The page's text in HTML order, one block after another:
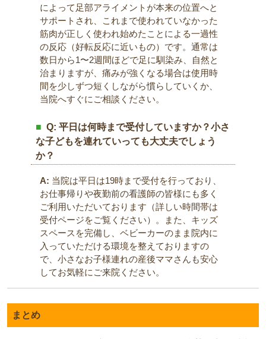
によって足部アライメントが本来の位置へと
サポートされ、これまで使われていなかった
筋肉が正しく使われ始めたことによる一過性
の反応（好転反応に近いもの）です。通常は
数日から1〜2週間ほどで足に馴染み、自然と
治まりますが、痛みが強くなる場合は使用時
間を少しずつ短くしながら慣らしていくか、
当院へすぐにご相談ください。
Q: 平日は何時まで受付していますか？小さ
な子どもを連れていっても大丈夫でしょう
か？
A: 当院は平日は19時まで受付を行っており、
お仕事帰りや夜勤前の看護師の皆様にも多く
ご利用いただいております（詳しい時間帯は
受付ページをご覧ください）。また、キッズ
スペースを完備し、ベビーカーのまま院内に
入っていただける環境を整えておりますの
で、小さなお子様連れの産後ママさんも安心
してお気軽にご来院ください。
まとめ